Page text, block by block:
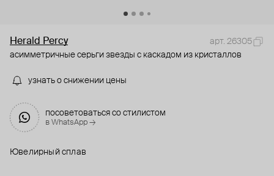
Herald Percy
арт. 26305
асимметричные серьги звезды с каскадом из кристаллов
узнать о снижении цены
посоветоваться со стилистом
в WhatsApp →
Ювелирный сплав